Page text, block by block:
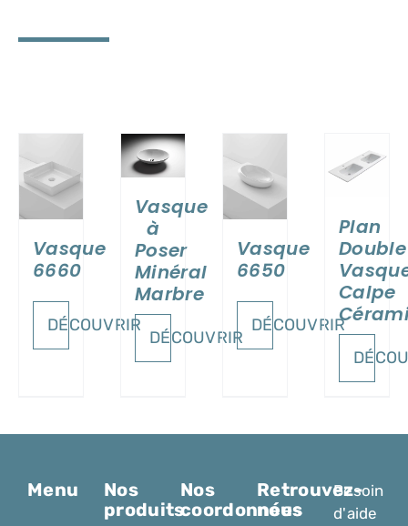
Vasque
6660
DÉCOUVRIR
Vasque
à
Poser
Minéral
Marbre
DÉCOUVRIR
DÉTAILS
Vasque
6650
DÉCOUVRIR
Plan
Double
Calpe
Menu
Nos
produits
Nos
coordonnées
Retrouvez-
nous
Besoin
d'aide